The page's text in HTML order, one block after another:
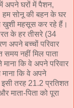
अपने घरों में पैशन,
हम सोनू की बहन के घर
खुशी महसूस कर रहे हैं।
के हर तीसरे (34
अपने बच्चों परिवार
समय नहीं मिल पाता
कि वे अपने परिवार
माना कि वे अपने
तरह 21.2 प्रतिशत
माता-पिता को पूरा